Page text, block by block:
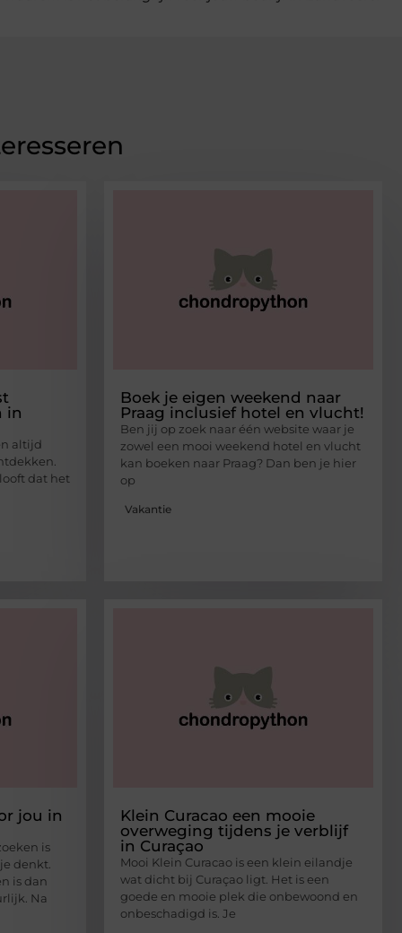
in
altijd
dat het
Boek je eigen weekend naar
Praag inclusief hotel en vlucht!
Ben jij op zoek naar één website waar je
zowel een mooi weekend hotel en vlucht
kan boeken naar Praag? Dan ben je hier
op
Vakantie
jou in
is
denkt.
is dan
Na
Klein Curacao een mooie
overweging tijdens je verblijf
in Curaçao
Mooi Klein Curacao is een klein eilandje
wat dicht bij Curaçao ligt. Het is een
goede en mooie plek die onbewoond en
onbeschadigd is. Je